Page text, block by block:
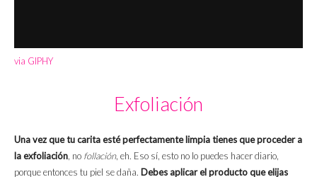
via GIPHY
Exfoliación
Una vez que tu carita esté perfectamente limpia tienes que proceder a
la exfoliación, no follación, eh. Eso sí, esto no lo puedes hacer diario,
porque entonces tu piel se daña. Debes aplicar el producto que elijas